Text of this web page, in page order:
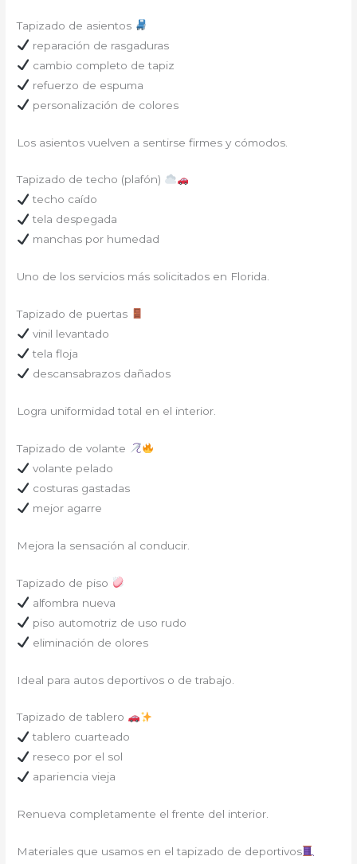
Tapizado de asientos
reparación de rasgaduras
cambio completo de tapiz
refuerzo de espuma
personalización de colores
Los asientos vuelven a sentirse firmes y cómodos.
Tapizado de techo (plafón)
techo caído
tela despegada
manchas por humedad
Uno de los servicios más solicitados en Florida.
Tapizado de puertas
vinil levantado
tela floja
descansabrazos dañados
Logra uniformidad total en el interior.
Tapizado de volante
volante pelado
costuras gastadas
mejor agarre
Mejora la sensación al conducir.
Tapizado de piso
alfombra nueva
piso automotriz de uso rudo
eliminación de olores
Ideal para autos deportivos o de trabajo.
Tapizado de tablero
tablero cuarteado
reseco por el sol
apariencia vieja
Renueva completamente el frente del interior.
Materiales que usamos en el tapizado de deportivos